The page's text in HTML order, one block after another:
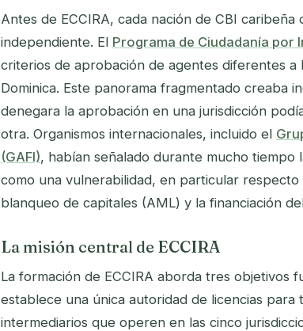
Antes de ECCIRA, cada nación de CBI
independiente. El Programa de Ciudadanía por
criterios de aprobación de agentes diferentes a
Dominica. Este panorama fragmentado creaba
denegara la aprobación en una jurisdicción
otra. Organismos internacionales, incluido el
(GAFI), habían señalado durante mucho tiempo
como una vulnerabilidad, en particular
blanqueo de capitales (AML) y la financiación
La misión central de ECCIRA
La formación de ECCIRA aborda tres objetivos
establece una única autoridad de licencias
intermediarios que operen en las cinco